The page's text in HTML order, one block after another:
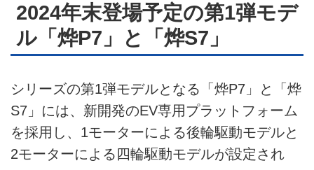
2024年末登場予定の第1弾モデ
ル「烨P7」と「烨S7」
シリーズの第1弾モデルとなる「烨P7」と「烨
S7」には、新開発のEV専用プラットフォーム
を採用し、1モーターによる後輪駆動モデルと
2モーターによる四輪駆動モデルが設定され